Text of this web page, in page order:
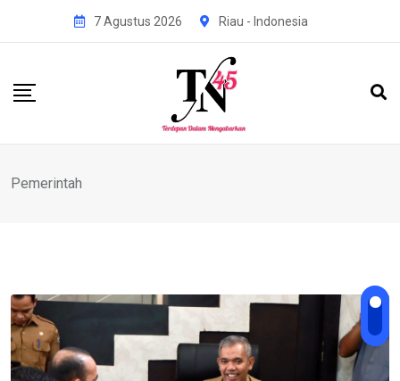
7 Agustus 2026 Riau - Indonesia
Pemerintah